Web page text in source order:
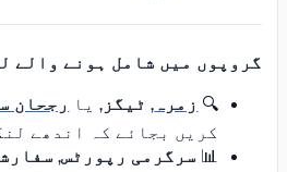
گروپوں میں شامل ہونے والے
🔍زمرہ,ٹیگز, یارجحان
کریں بجائے کہ اندھے
📊سرگرمی رپورٹس,